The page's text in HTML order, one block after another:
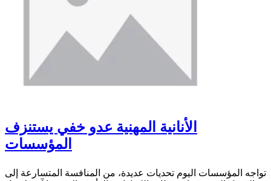
الأنانية المهنية عدو خفي يستنزف
المؤسسات
تواجه المؤسسات اليوم تحديات عديدة، من المنافسة المتسارعة إلى